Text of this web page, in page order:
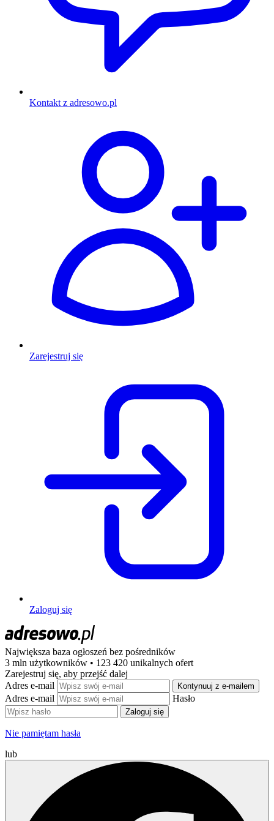
Kontakt z adresowo.pl
Zarejestruj się
Zaloguj się
Największa baza ogłoszeń bez pośredników
3 mln użytkowników • 123 420 unikalnych ofert
Zarejestruj się, aby przejść dalej
Adres e-mail
Kontynuuj z e-mailem
Adres e-mail Hasło
Zaloguj się
Nie pamiętam hasła
lub